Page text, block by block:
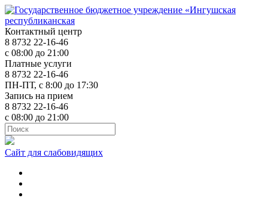
Контактный центр
8 8732 22-16-46
с 08:00 до 21:00
Платные услуги
8 8732 22-16-46
ПН-ПТ, с 8:00 до 17:30
Запись на прием
8 8732 22-16-46
с 08:00 до 21:00
Сайт для слабовидящих